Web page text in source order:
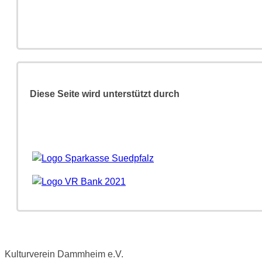
Diese Seite wird unterstützt durch
Kulturverein Dammheim e.V.